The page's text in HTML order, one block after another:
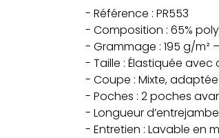
- Référence : PR553
- Composition : 65%
- Grammage : 195 g/m²
- Taille : Élastiquée
- Coupe : Mixte,
- Poches : 2 poches
- Longueur
- Entretien : Lavable en